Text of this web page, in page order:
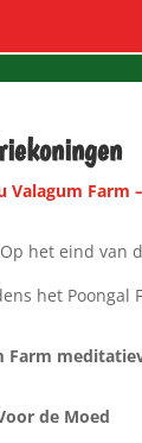
Valagum Farm
Op het eind van
het Poongal
Farm
de Moed